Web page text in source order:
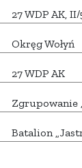
27 WDP AK,
Okręg Wołyń
27 WDP AK
Zgrupowanie
Batalion